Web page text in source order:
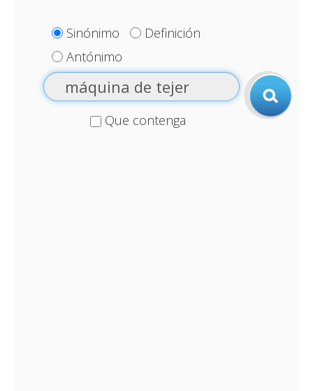
Sinónimo
Definición
Antónimo
Que contenga